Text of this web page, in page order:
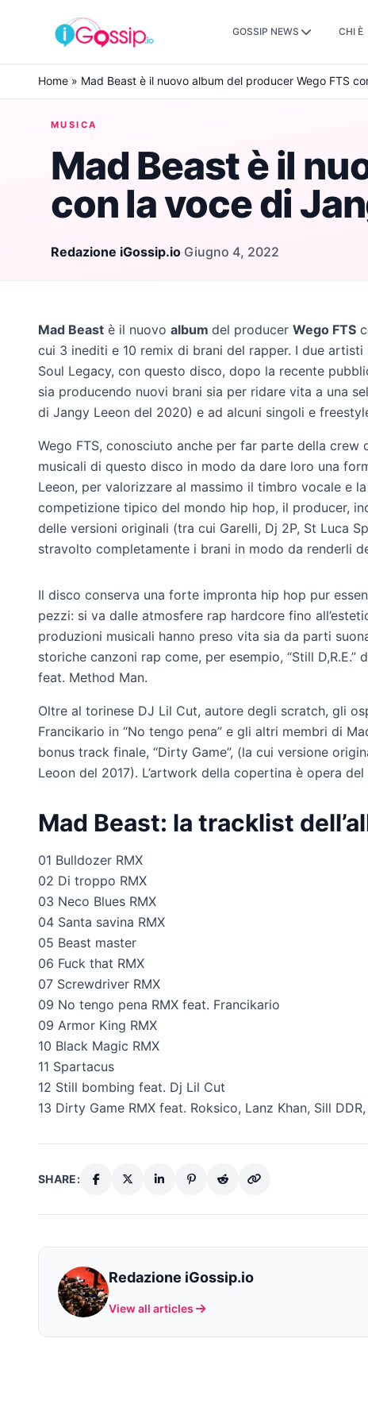
Skip to content
GOSSIP NEWS CHI È
Home » Mad Beast è il nuovo album del producer Wego FTS
MUSICA
Mad Beast è il
con la voce di
Redazione iGossip.io·Giugno 4, 2022
Mad Beast è il nuovo album del producer Wego FTS
cui 3 inediti e 10 remix di brani del rapper. I due
Soul Legacy, con questo disco, dopo la recente
sia producendo nuovi brani sia per ridare vita a una
di Jangy Leeon del 2020) e ad alcuni singoli e
Wego FTS, conosciuto anche per far parte della
musicali di questo disco in modo da dare loro una
Leeon, per valorizzare al massimo il timbro vocale e
competizione tipico del mondo hip hop, il producer,
delle versioni originali (tra cui Garelli, Dj 2P, St Luca
stravolto completamente i brani in modo da renderli
Il disco conserva una forte impronta hip hop pur
pezzi: si va dalle atmosfere rap hardcore fino
produzioni musicali hanno preso vita sia da parti
storiche canzoni rap come, per esempio, “Still
feat. Method Man.
Oltre al torinese DJ Lil Cut, autore degli scratch, gli
Francikario in “No tengo pena” e gli altri membri di
bonus track finale, “Dirty Game”, (la cui versione
Leoon del 2017). L’artwork della copertina è opera
Mad Beast: la tracklist
01 Bulldozer RMX
02 Di troppo RMX
03 Neco Blues RMX
04 Santa savina RMX
05 Beast master
06 Fuck that RMX
07 Screwdriver RMX
09 No tengo pena RMX feat. Francikario
09 Armor King RMX
10 Black Magic RMX
11 Spartacus
12 Still bombing feat. Dj Lil Cut
13 Dirty Game RMX feat. Roksico, Lanz Khan, Sill
SHARE:
Redazione iGossip.io
View all articles